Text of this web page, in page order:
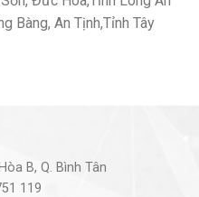
Bàng, An Tịnh,Tỉnh Tây
B, Q. Bình Tân
119